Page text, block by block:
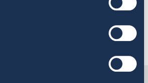
för tidsbokning gällande